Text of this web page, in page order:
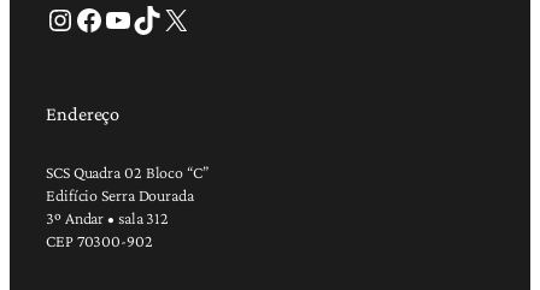
Instagram Facebook Youtube TikTok X
Endereço
SCS Quadra 02 Bloco “C”
Edifício Serra Dourada
3º Andar • sala 312
CEP 70300-902